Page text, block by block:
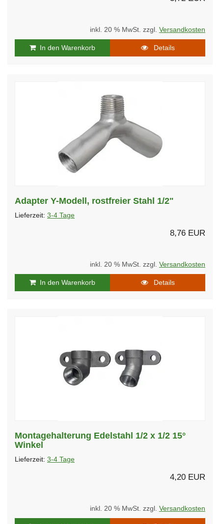
inkl. 20 % MwSt. zzgl. Versandkosten
In den Warenkorb Details
Adapter Y-Modell, rostfreier Stahl 1/2"
Lieferzeit: 3-4 Tage
8,76 EUR
inkl. 20 % MwSt. zzgl. Versandkosten
In den Warenkorb Details
Montagehalterung Edelstahl 1/2 x 1/2 15°
Winkel
Lieferzeit: 3-4 Tage
4,20 EUR
inkl. 20 % MwSt. zzgl. Versandkosten